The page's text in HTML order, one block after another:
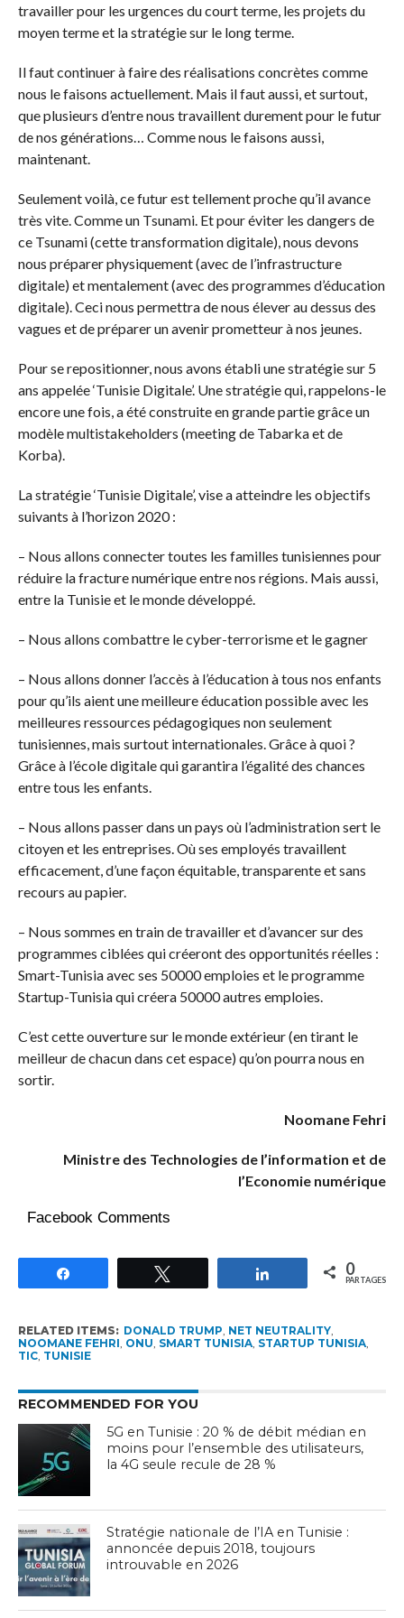
travailler pour les urgences du court terme, les projets du
moyen terme et la stratégie sur le long terme.
Il faut continuer à faire des réalisations concrètes comme
nous le faisons actuellement. Mais il faut aussi, et surtout,
que plusieurs d’entre nous travaillent durement pour le futur
de nos générations… Comme nous le faisons aussi,
maintenant.
Seulement voilà, ce futur est tellement proche qu’il avance
très vite. Comme un Tsunami. Et pour éviter les dangers de
ce Tsunami (cette transformation digitale), nous devons
nous préparer physiquement (avec de l’infrastructure
digitale) et mentalement (avec des programmes d’éducation
digitale). Ceci nous permettra de nous élever au dessus des
vagues et de préparer un avenir prometteur à nos jeunes.
Pour se repositionner, nous avons établi une stratégie sur 5
ans appelée ‘Tunisie Digitale’. Une stratégie qui, rappelons-le
encore une fois, a été construite en grande partie grâce un
modèle multistakeholders (meeting de Tabarka et de
Korba).
La stratégie ‘Tunisie Digitale’, vise a atteindre les objectifs
suivants à l’horizon 2020 :
– Nous allons connecter toutes les familles tunisiennes pour
réduire la fracture numérique entre nos régions. Mais aussi,
entre la Tunisie et le monde développé.
– Nous allons combattre le cyber-terrorisme et le gagner
– Nous allons donner l’accès à l’éducation à tous nos enfants
pour qu’ils aient une meilleure éducation possible avec les
meilleures ressources pédagogiques non seulement
tunisiennes, mais surtout internationales. Grâce à quoi ?
Grâce à l’école digitale qui garantira l’égalité des chances
entre tous les enfants.
– Nous allons passer dans un pays où l’administration sert le
citoyen et les entreprises. Où ses employés travaillent
efficacement, d’une façon équitable, transparente et sans
recours au papier.
– Nous sommes en train de travailler et d’avancer sur des
programmes ciblées qui créeront des opportunités réelles :
Smart-Tunisia avec ses 50000 emploies et le programme
Startup-Tunisia qui créera 50000 autres emploies.
C’est cette ouverture sur le monde extérieur (en tirant le
meilleur de chacun dans cet espace) qu’on pourra nous en
sortir.
Noomane Fehri
Ministre des Technologies de l’information et de
l’Economie numérique
Facebook Comments
Partagez 0
PARTAGES
RELATED ITEMS: DONALD TRUMP NET NEUTRALITY,
NOOMANE FEHRI ONU SMART TUNISIA, STARTUP TUNISIA,
TIC, TUNISIE
RECOMMENDED FOR YOU
5G en Tunisie : 20 % de débit médian en
moins pour l’ensemble des utilisateurs,
la 4G seule recule de 28 %
Stratégie nationale de l’IA en Tunisie :
annoncée depuis 2018, toujours
introuvable en 2026